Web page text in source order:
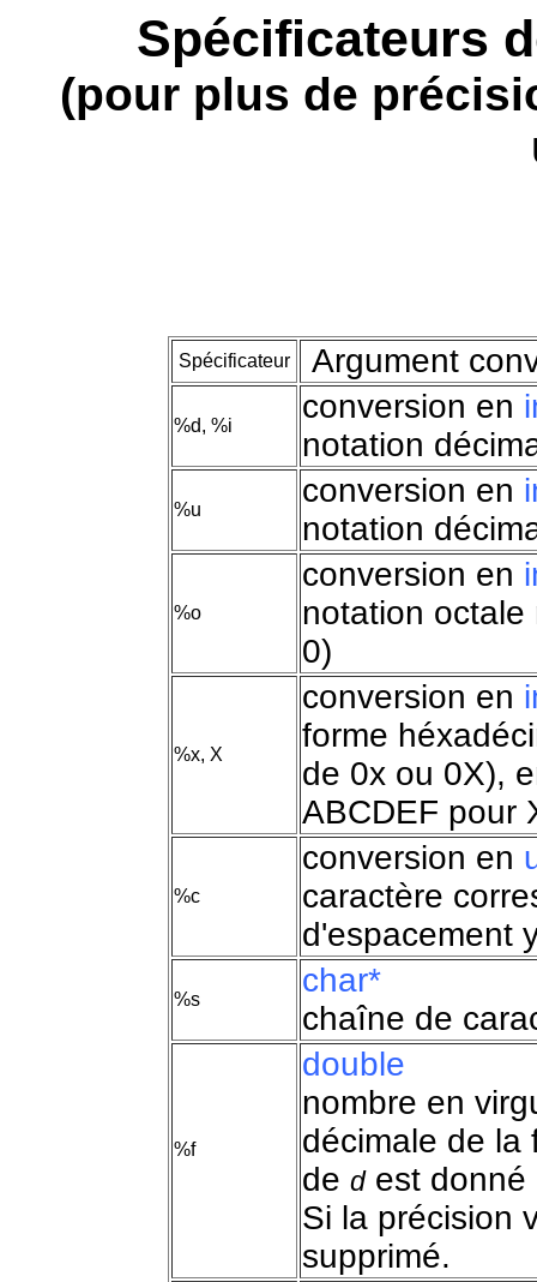
Spécificateurs
(pour plus de
Spécificateur Argument
%d, %i
conversion en
notation
%u
conversion en
notation
%o
conversion en
notation
0)
%x, X
conversion en
forme
de 0x ou 0X),
ABCDEF pour
%c
conversion en
caractère
d'espacement
%s
char*
chaîne de
%f
double
nombre en
décimale de la
de dest donné
Si la précision
supprimé.